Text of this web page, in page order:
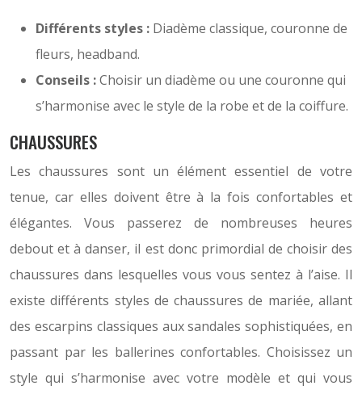
Différents styles : Diadème classique, couronne de
fleurs, headband.
Conseils :Choisir un diadème ou une couronne qui
s’harmonise avec le style de la robe et de la coiffure.
CHAUSSURES
Les chaussures sont un élément essentiel de votre
tenue, car elles doivent être à la fois confortables et
élégantes. Vous passerez de nombreuses heures
debout et à danser, il est donc primordial de choisir des
chaussures dans lesquelles vous vous sentez à l’aise. Il
existe différents styles de chaussures de mariée, allant
des escarpins classiques aux sandales sophistiquées, en
passant par les ballerines confortables. Choisissez un
style qui s’harmonise avec votre modèle et qui vous